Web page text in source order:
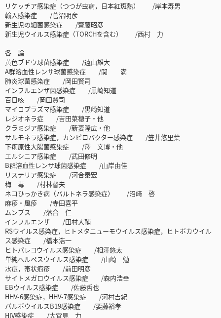
リケッチア感染症（つつが虫病，日本紅斑熱） /岸本寿男
輸入感染症 /菅沼明彦
新生児の細菌感染症 /齋藤昭彦
新生児ウイルス感染症（TORCHを含む） /西村 力
各 論
黄色ブドウ球菌感染症 /遠山雄大
A群溶血性レンサ球菌感染症 /関 満
肺炎球菌感染症 /岡田賢司
インフルエンザ菌感染症 /黒崎知道
百日咳 /岡田賢司
マイコプラズマ感染症 /黒崎知道
レジオネラ症 /吉田菜穂子・他
クラミジア感染症 /新妻隆広・他
サルモネラ感染症，カンピロバクター感染症 /笠井悠里葉
下痢原性大腸菌感染症 /澤 文博・他
エルシニア感染症 /武田修明
B群溶血性レンサ球菌感染症 /山岸由佳
リステリア感染症 /河合泰宏
梅 毒 /村林督夫
ネコひっかき病（バルトネラ感染症） /沼﨑 啓
麻疹・風疹 /寺田喜平
ムンプス /落合 仁
インフルエンザ /田村大輔
RSウイルス感染症，ヒトメタニューモウイルス感染症，ヒトボカウイル
ス感染症 /橋本浩一
ヒトパレコウイルス感染症 /相澤悠太
単純ヘルペスウイルス感染症 /山崎 勉
水痘，帯状疱疹 /前田明彦
サイトメガロウイルス感染症 /森内浩幸
EBウイルス感染症 /佐藤哲也
HHV-6感染症，HHV-7感染症 /河村吉紀
パルボウイルスB19感染症 /要藤裕孝
HIV感染症 /大宜見 力